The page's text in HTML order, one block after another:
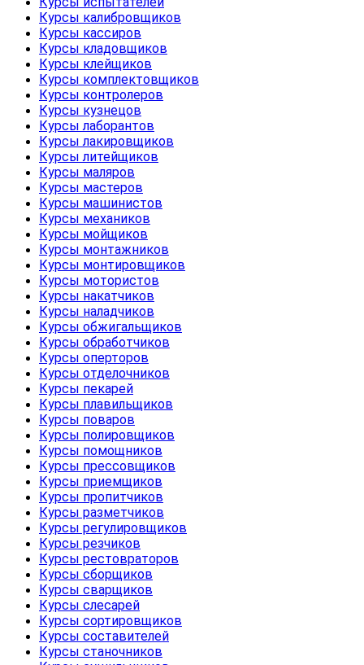
Курсы калибровщиков
Курсы кассиров
Курсы кладовщиков
Курсы клейщиков
Курсы комплектовщиков
Курсы контролеров
Курсы кузнецов
Курсы лаборантов
Курсы лакировщиков
Курсы литейщиков
Курсы маляров
Курсы мастеров
Курсы машинистов
Курсы механиков
Курсы мойщиков
Курсы монтажников
Курсы монтировщиков
Курсы мотористов
Курсы накатчиков
Курсы наладчиков
Курсы обжигальщиков
Курсы обработчиков
Курсы оперторов
Курсы отделочников
Курсы пекарей
Курсы плавильщиков
Курсы поваров
Курсы полировщиков
Курсы помощников
Курсы прессовщиков
Курсы приемщиков
Курсы пропитчиков
Курсы разметчиков
Курсы регулировщиков
Курсы резчиков
Курсы рестовраторов
Курсы сборщиков
Курсы сварщиков
Курсы слесарей
Курсы сортировщиков
Курсы составителей
Курсы станочников